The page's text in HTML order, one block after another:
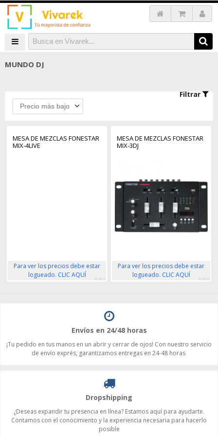
MUNDO DJ
Filtrar
Precio más bajo
MESA DE MEZCLAS FONESTAR
MIX-4LIVE
Para ver los precios debe estar
logueado. CLIC AQUÍ
412911
MESA DE MEZCLAS FONESTAR
MIX-3DJ
Para ver los precios debe estar
logueado. CLIC AQUÍ
412910
Envíos en 24/48 horas
¡Tu pedido en tus manos en un abrir y cerrar de ojos! Con nuestro servicio
de envío exprés, garantizamos entregas en 24-48 horas
Dropshipping
¿Deseas expandir tu presencia en línea? Estamos aquí para ayudarte.
Contamos con el conocimiento y la experiencia necesaria para hacerlo
posible